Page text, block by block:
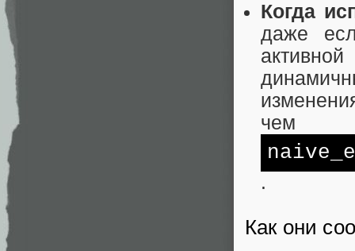
Когда
даже
чем
.
Как они